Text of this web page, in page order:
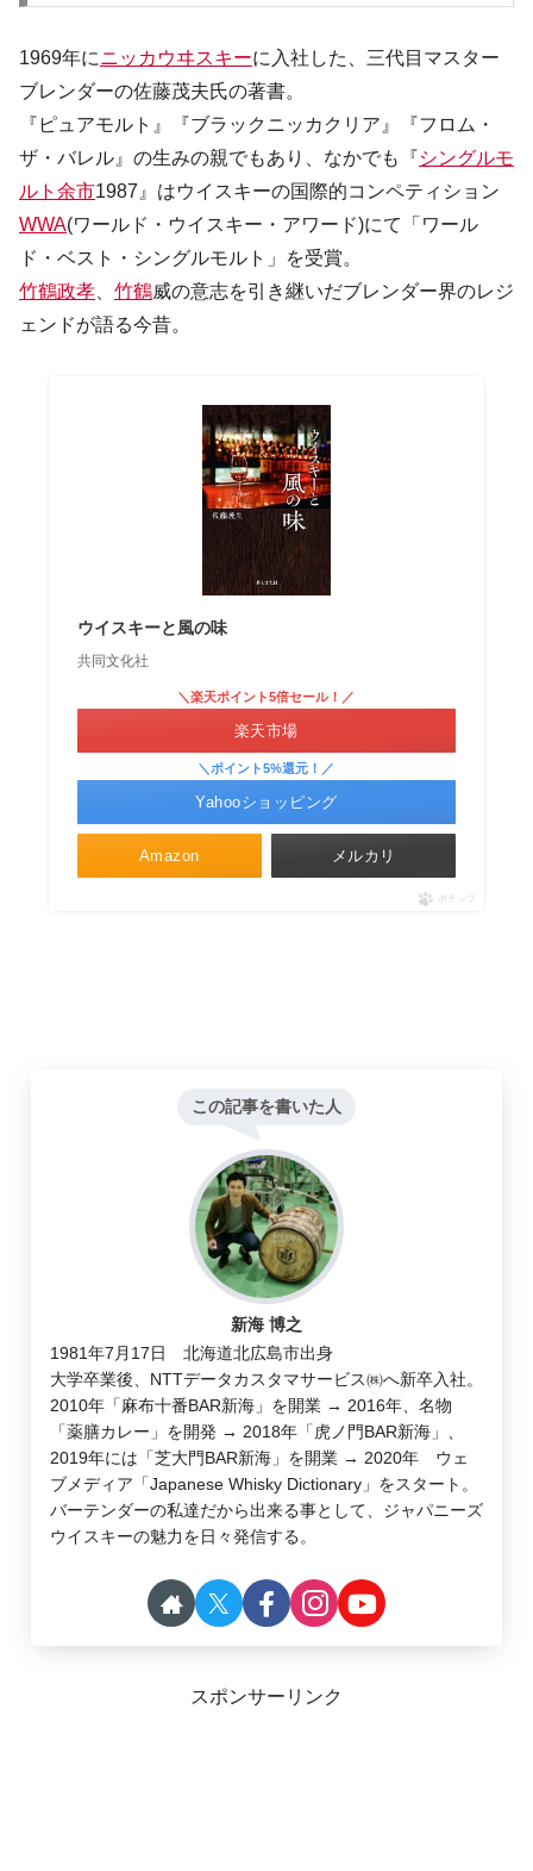
1969年にニッカウヰスキーに入社した、三代目マスター
ブレンダーの佐藤茂夫氏の著書。
『ピュアモルト』『ブラックニッカクリア』『フロム・
ザ・バレル』の生みの親でもあり、なかでも『シングルモ
ルト余市1987』はウイスキーの国際的コンペティション
WWA(ワールド・ウイスキー・アワード)にて「ワール
ド・ベスト・シングルモルト」を受賞。
竹鶴政孝
竹鶴威の意志を引き継いだブレンダー界のレジ
ェンドが語る今昔。
ウイスキーと風の味
共同文化社
Amazon
＼楽天ポイント5倍セール！／
楽天市場
＼ポイント5%還元！／
Yahooショッピング
メルカリ
ポチップ
この記事を書いた人
新海 博之
1981年7月17日 北海道北広島市出身
大学卒業後、NTTデータカスタマサービス㈱へ新卒入社。
2010年「麻布十番BAR新海」を開業 → 2016年、名物
「薬膳カレー」を開発 → 2018年「虎ノ門BAR新海」、
2019年には「芝大門BAR新海」を開業 → 2020年 ウェ
ブメディア「Japanese Whisky Dictionary」をスタート。
バーテンダーの私達だから出来る事として、ジャパニーズ
ウイスキーの魅力を日々発信する。
スポンサーリンク